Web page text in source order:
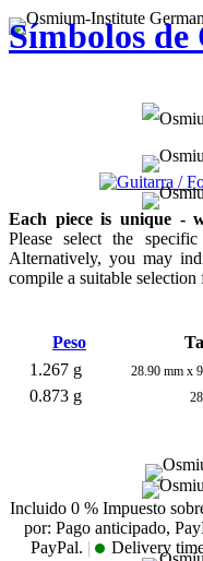
Símbolos de
Each piece is unique -
Please select the
Alternatively, you may
compile a suitable selection
Peso
1.267 g
28.90 mm x
0.873 g
Incluido 0 % Impuesto
por: Pago anticipado,
PayPal. | Delivery